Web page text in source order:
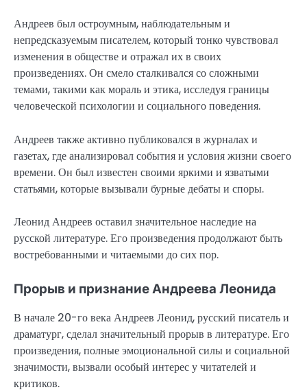
Андреев был остроумным, наблюдательным и
непредсказуемым писателем, который тонко чувствовал
изменения в обществе и отражал их в своих
произведениях. Он смело сталкивался со сложными
темами, такими как мораль и этика, исследуя границы
человеческой психологии и социального поведения.
Андреев также активно публиковался в журналах и
газетах, где анализировал события и условия жизни своего
времени. Он был известен своими яркими и язватыми
статьями, которые вызывали бурные дебаты и споры.
Леонид Андреев оставил значительное наследие на
русской литературе. Его произведения продолжают быть
востребованными и читаемыми до сих пор.
Прорыв и признание Андреева Леонида
В начале 20-го века Андреев Леонид, русский писатель и
драматург, сделал значительный прорыв в литературе. Его
произведения, полные эмоциональной силы и социальной
значимости, вызвали особый интерес у читателей и
критиков.